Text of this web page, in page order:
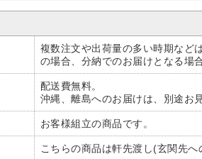
複数注文や出荷量の多い時期など
の場合、分納でのお届けとなる場
配送費無料。
沖縄、離島へのお届けは、別途お
お客様組立の商品です。
こちらの商品は軒先渡し(玄関先へ